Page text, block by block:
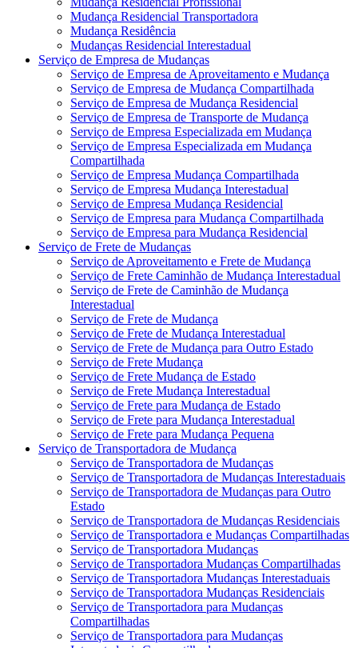
Mudança Residencial Transportadora
Mudança Residência
Mudanças Residencial Interestadual
Serviço de Empresa de Mudanças
Serviço de Empresa de Aproveitamento e Mudança
Serviço de Empresa de Mudança Compartilhada
Serviço de Empresa de Mudança Residencial
Serviço de Empresa de Transporte de Mudança
Serviço de Empresa Especializada em Mudança
Serviço de Empresa Especializada em Mudança
Compartilhada
Serviço de Empresa Mudança Compartilhada
Serviço de Empresa Mudança Interestadual
Serviço de Empresa Mudança Residencial
Serviço de Empresa para Mudança Compartilhada
Serviço de Empresa para Mudança Residencial
Serviço de Frete de Mudanças
Serviço de Aproveitamento e Frete de Mudança
Serviço de Frete Caminhão de Mudança Interestadual
Serviço de Frete de Caminhão de Mudança
Interestadual
Serviço de Frete de Mudança
Serviço de Frete de Mudança Interestadual
Serviço de Frete de Mudança para Outro Estado
Serviço de Frete Mudança
Serviço de Frete Mudança de Estado
Serviço de Frete Mudança Interestadual
Serviço de Frete para Mudança de Estado
Serviço de Frete para Mudança Interestadual
Serviço de Frete para Mudança Pequena
Serviço de Transportadora de Mudança
Serviço de Transportadora de Mudanças
Serviço de Transportadora de Mudanças Interestaduais
Serviço de Transportadora de Mudanças para Outro
Estado
Serviço de Transportadora de Mudanças Residenciais
Serviço de Transportadora e Mudanças Compartilhadas
Serviço de Transportadora Mudanças
Serviço de Transportadora Mudanças Compartilhadas
Serviço de Transportadora Mudanças Interestaduais
Serviço de Transportadora Mudanças Residenciais
Serviço de Transportadora para Mudanças
Compartilhadas
Serviço de Transportadora para Mudanças